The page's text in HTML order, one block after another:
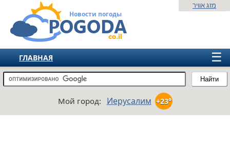
Новости погоды
Найти
מזג אוויר
☰
ГЛАВНАЯ
ИЗРАИЛЬ
ЕВРОПА
Мой город: Иерусалим +23°